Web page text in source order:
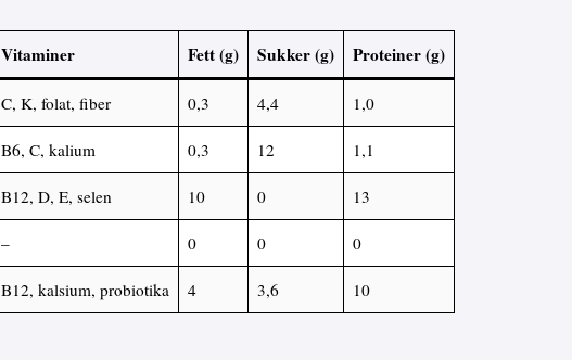
Vitaminer Fett (g) Sukker (g) Proteiner (g)
C, K, folat, fiber 0,3 4,4 1,0
B6, C, kalium 0,3 12 1,1
B12, D, E, selen 10 0 13
– 0 0 0
B12, kalsium, probiotika 4 3,6 10